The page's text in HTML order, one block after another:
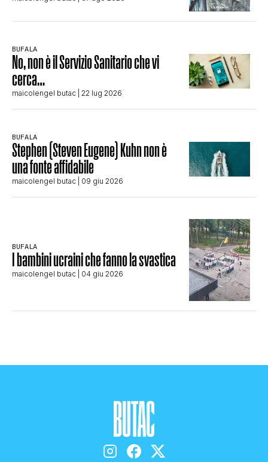
BUFALA
No, non è il Servizio Sanitario che vi
cerca…
maicolengel butac | 22 lug 2026
BUFALA
Stephen (Steven Eugene) Kuhn non è
una fonte affidabile
maicolengel butac | 09 giu 2026
BUFALA
I bambini ucraini che fanno la svastica
maicolengel butac | 04 giu 2026